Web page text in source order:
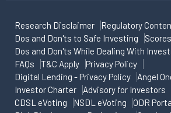
Research Disclaimer
Regulatory
Dos and Don'ts to Safe Investing
Scores
Dos and Don'ts While Dealing With
FAQs
T&C Apply
Privacy Policy
Digital Lending - Privacy Policy
Angel
Investor Charter
Advisory for Investors
CDSL eVoting
NSDL eVoting
ODR